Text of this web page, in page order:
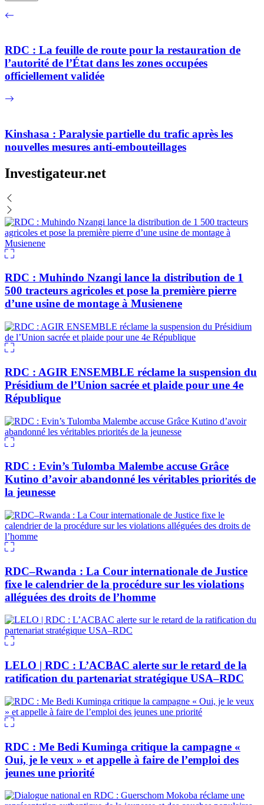
RDC : La feuille de route pour la restauration de
l’autorité de l’État dans les zones occupées
officiellement validée
Kinshasa : Paralysie partielle du trafic après les
nouvelles mesures anti-embouteillages
Investigateur.net
RDC : Muhindo Nzangi lance la distribution de 1
500 tracteurs agricoles et pose la première pierre
d’une usine de montage à Musienene
RDC : AGIR ENSEMBLE réclame la suspension du
Présidium de l’Union sacrée et plaide pour une 4e
République
RDC : Evin’s Tulomba Malembe accuse Grâce
Kutino d’avoir abandonné les véritables priorités de
la jeunesse
RDC–Rwanda : La Cour internationale de Justice
fixe le calendrier de la procédure sur les violations
alléguées des droits de l’homme
LELO | RDC : L’ACBAC alerte sur le retard de la
ratification du partenariat stratégique USA–RDC
RDC : Me Bedi Kuminga critique la campagne «
Oui, je le veux » et appelle à faire de l’emploi des
jeunes une priorité